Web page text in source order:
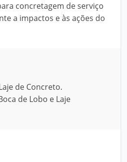
concretagem de serviço
a impactos e às ações do
de Concreto.
de Lobo e Laje